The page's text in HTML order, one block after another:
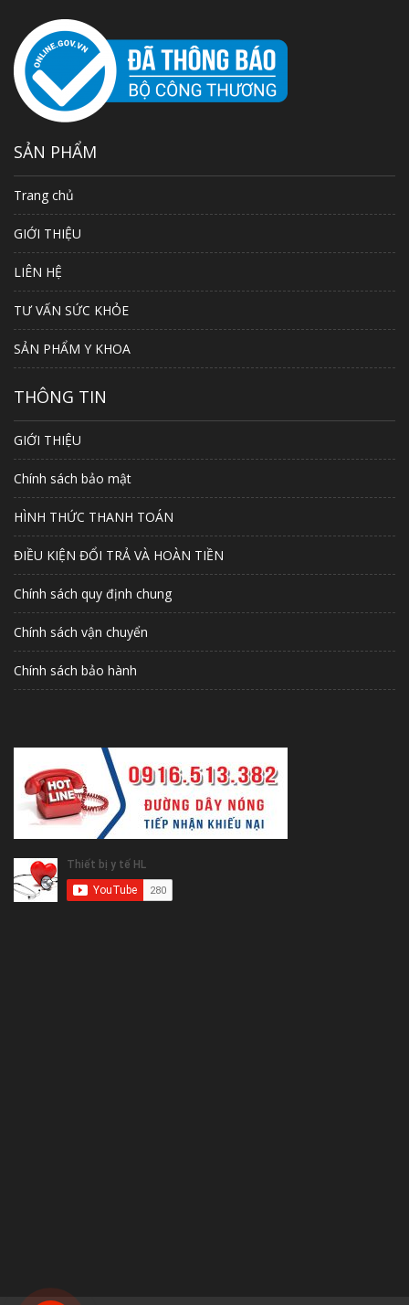
SẢN PHẨM
Trang chủ
GIỚI THIỆU
LIÊN HỆ
TƯ VẤN SỨC KHỎE
SẢN PHẨM Y KHOA
THÔNG TIN
GIỚI THIỆU
Chính sách bảo mật
HÌNH THỨC THANH TOÁN
ĐIỀU KIỆN ĐỔI TRẢ VÀ HOÀN TIỀN
Chính sách quy định chung
Chính sách vận chuyển
Chính sách bảo hành